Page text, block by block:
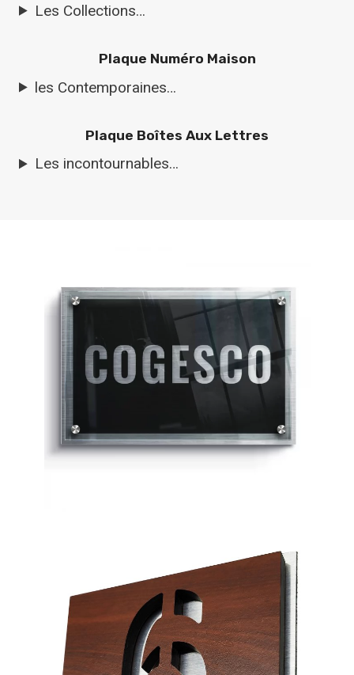
Les Collections…
Plaque Numéro Maison
les Contemporaines…
Plaque Boîtes Aux Lettres
Les incontournables…